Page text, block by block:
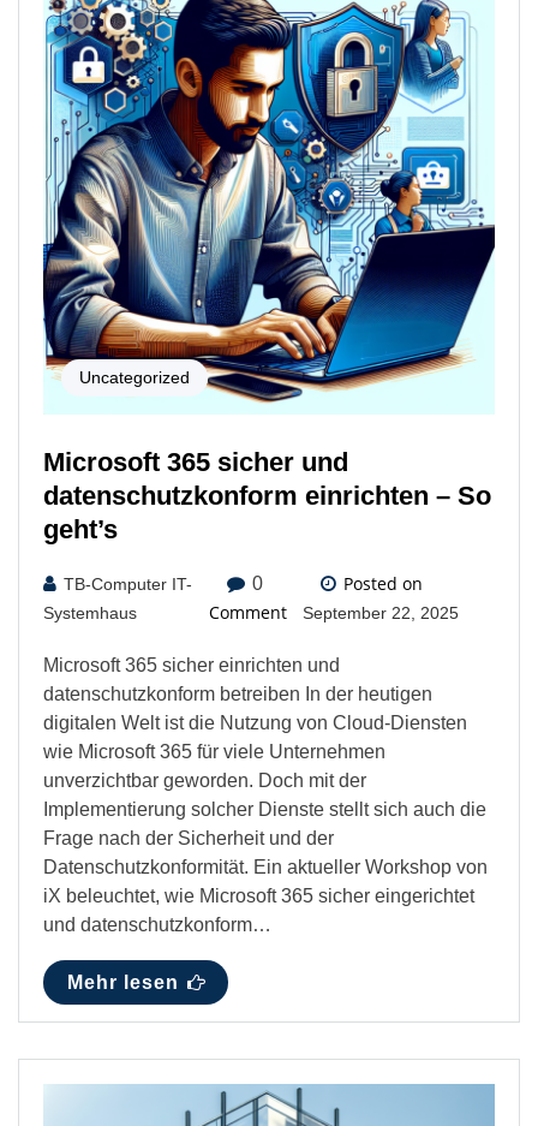
Uncategorized
Microsoft 365 sicher und
datenschutzkonform einrichten – So
geht’s
TB-Computer IT-
Systemhaus
0
Comment
Posted on
September 22, 2025
Microsoft 365 sicher einrichten und
datenschutzkonform betreiben In der heutigen
digitalen Welt ist die Nutzung von Cloud-Diensten
wie Microsoft 365 für viele Unternehmen
unverzichtbar geworden. Doch mit der
Implementierung solcher Dienste stellt sich auch die
Frage nach der Sicherheit und der
Datenschutzkonformität. Ein aktueller Workshop von
iX beleuchtet, wie Microsoft 365 sicher eingerichtet
und datenschutzkonform…
Mehr lesen